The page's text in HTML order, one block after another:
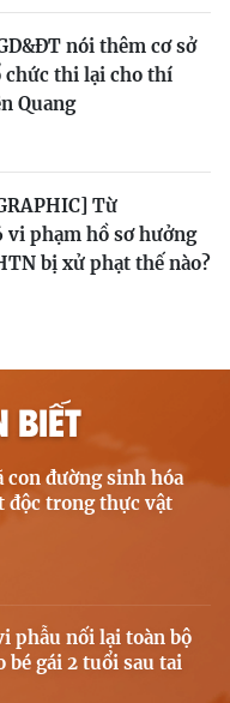
nói thêm cơ sở
chức thi lại cho thí
Quang
Từ
vi phạm hồ sơ hưởng
bị xử phạt thế nào?
BIẾT
con đường sinh hóa
độc trong thực vật
phẫu nối lại toàn bộ
bé gái 2 tuổi sau tai